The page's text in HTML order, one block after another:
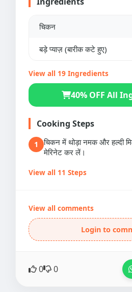
चिकन
बड़े प्याज़ (बारीक कटे हुए)
View all 19 Ingredients
40% OFF All
Cooking Steps
1
चिकन में थोड़ा नमक और हल्दी
मेरिनेट कर लें।
View all 11 Steps
View all comments
Login to
0 0